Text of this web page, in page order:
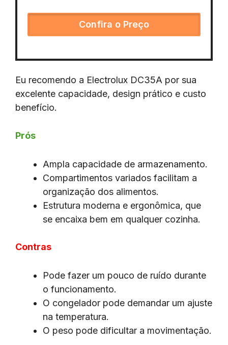
Confira o Preço
Eu recomendo a Electrolux DC35A por sua
excelente capacidade, design prático e custo
benefício.
Prós
Ampla capacidade de armazenamento.
Compartimentos variados facilitam a
organização dos alimentos.
Estrutura moderna e ergonômica, que
se encaixa bem em qualquer cozinha.
Contras
Pode fazer um pouco de ruído durante
o funcionamento.
O congelador pode demandar um ajuste
na temperatura.
O peso pode dificultar a movimentação.